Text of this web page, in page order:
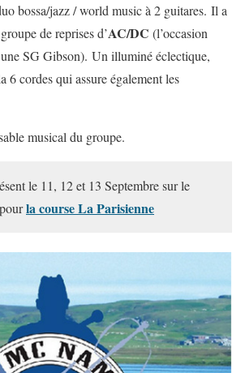
bossa/jazz / world music à 2 guitares. Il a
de reprises d’AC/DC (l’occasion
SG Gibson). Un illuminé éclectique,
6 cordes qui assure également les
musical du groupe.
le 11, 12 et 13 Septembre sur le
la course La Parisienne